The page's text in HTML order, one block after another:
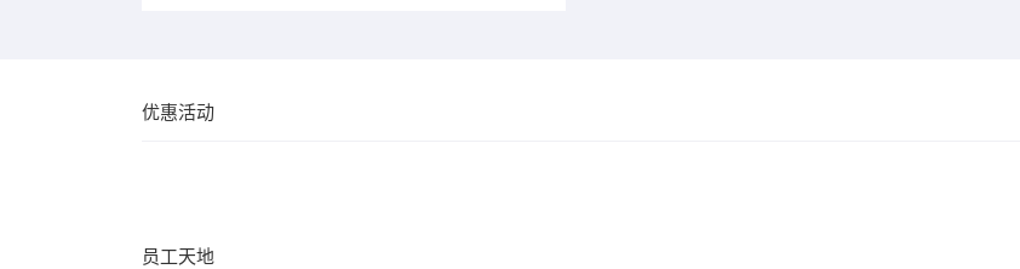
优惠活动
员工天地